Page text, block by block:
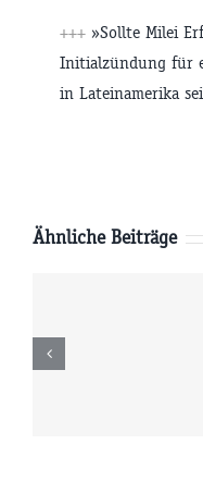
+++ »Sollte Milei
Initialzündung für
in Lateinamerika
Ähnliche Beiträge